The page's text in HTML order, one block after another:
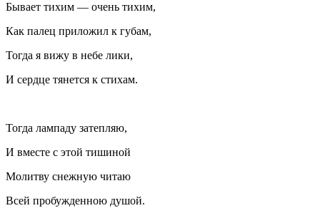
Бывает тихим — очень тихим,
Как палец приложил к губам,
Тогда я вижу в небе лики,
И сердце тянется к стихам.
Тогда лампаду затепляю,
И вместе с этой тишиной
Молитву снежную читаю
Всей пробужденною душой.